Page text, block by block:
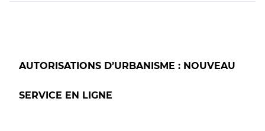
AUTORISATIONS D’URBANISME : NOUVEAU
SERVICE EN LIGNE